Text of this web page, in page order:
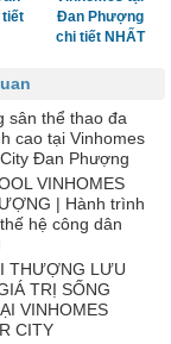
tiết
Đan Phượng
chi tiết NHẤT
sân thể thao đa
cao tại Vinhomes
Đan Phượng
VINHOMES
| Hành trình
hệ công dân
THƯỢNG LƯU
TRỊ SỐNG
VINHOMES
CITY